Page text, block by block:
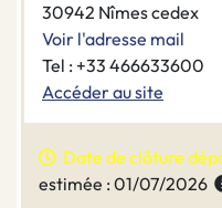
30942 Nîmes cedex
Voir l'adresse mail
Tel : +33 466633600
Accéder au site
Date de clôture
estimée : 01/07/2026